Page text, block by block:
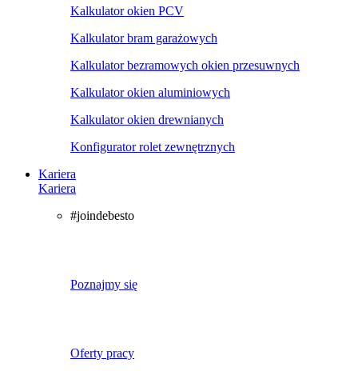
Kalkulator okien PCV
Kalkulator bram garażowych
Kalkulator bezramowych okien przesuwnych
Kalkulator okien aluminiowych
Kalkulator okien drewnianych
Konfigurator rolet zewnętrznych
Kariera
Kariera
#joindebesto
Poznajmy się
Oferty pracy